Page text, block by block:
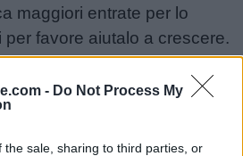
- Do Not Process My
the sale, sharing to third parties, or
maggiori entrate per lo
favore aiutalo a crescere.
un livello specifico?
qui sotto e saremo più che